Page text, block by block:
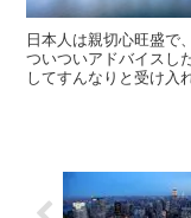
日本人は親切心旺盛で
ついついアドバイスし
してすんなりと受け入